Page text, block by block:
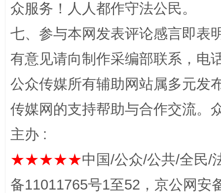
“蜀中异人”王建安的艺术幻境
众服务！人人都作守法公民。
七、参与本网发表评论感言即表
有意见请向制作采编部联系，电
公众传媒所有辅助网站属多元发
传媒网的支持帮助与合作交流。
主办 :
★★★★★中国/公众/公共/全民/
备11011765号1至52，京公网安